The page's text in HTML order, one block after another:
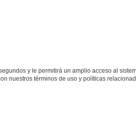
y le permitirá un amplio acceso al
nuestros términos de uso y políticas